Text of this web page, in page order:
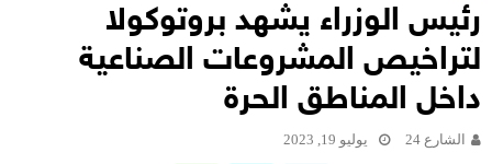
رئيس الوزراء يشهد بروتوكولا
لتراخيص المشروعات الصناعية
داخل المناطق الحرة
الشارع 24 يوليو 19, 2023